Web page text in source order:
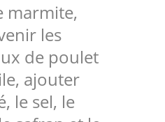
marmite,
les
de poulet
ajouter
le sel, le